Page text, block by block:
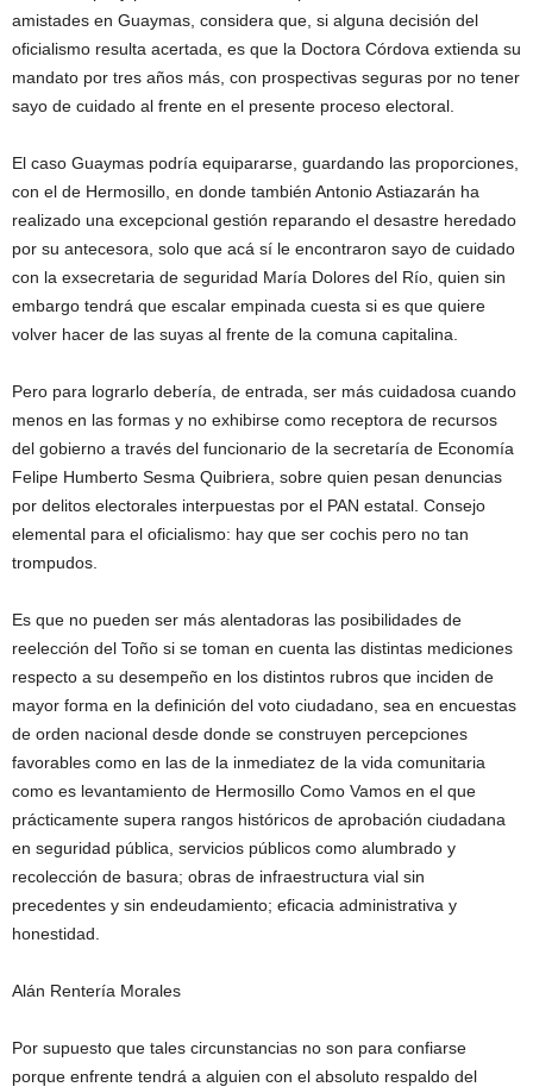
amistades en Guaymas, considera que, si alguna decisión del
oficialismo resulta acertada, es que la Doctora Córdova extienda su
mandato por tres años más, con prospectivas seguras por no tener
sayo de cuidado al frente en el presente proceso electoral.
El caso Guaymas podría equipararse, guardando las proporciones,
con el de Hermosillo, en donde también Antonio Astiazarán ha
realizado una excepcional gestión reparando el desastre heredado
por su antecesora, solo que acá sí le encontraron sayo de cuidado
con la exsecretaria de seguridad María Dolores del Río, quien sin
embargo tendrá que escalar empinada cuesta si es que quiere
volver hacer de las suyas al frente de la comuna capitalina.
Pero para lograrlo debería, de entrada, ser más cuidadosa cuando
menos en las formas y no exhibirse como receptora de recursos
del gobierno a través del funcionario de la secretaría de Economía
Felipe Humberto Sesma Quibriera, sobre quien pesan denuncias
por delitos electorales interpuestas por el PAN estatal. Consejo
elemental para el oficialismo: hay que ser cochis pero no tan
trompudos.
Es que no pueden ser más alentadoras las posibilidades de
reelección del Toño si se toman en cuenta las distintas mediciones
respecto a su desempeño en los distintos rubros que inciden de
mayor forma en la definición del voto ciudadano, sea en encuestas
de orden nacional desde donde se construyen percepciones
favorables como en las de la inmediatez de la vida comunitaria
como es levantamiento de Hermosillo Como Vamos en el que
prácticamente supera rangos históricos de aprobación ciudadana
en seguridad pública, servicios públicos como alumbrado y
recolección de basura; obras de infraestructura vial sin
precedentes y sin endeudamiento; eficacia administrativa y
honestidad.
Alán Rentería Morales
Por supuesto que tales circunstancias no son para confiarse
porque enfrente tendrá a alguien con el absoluto respaldo del